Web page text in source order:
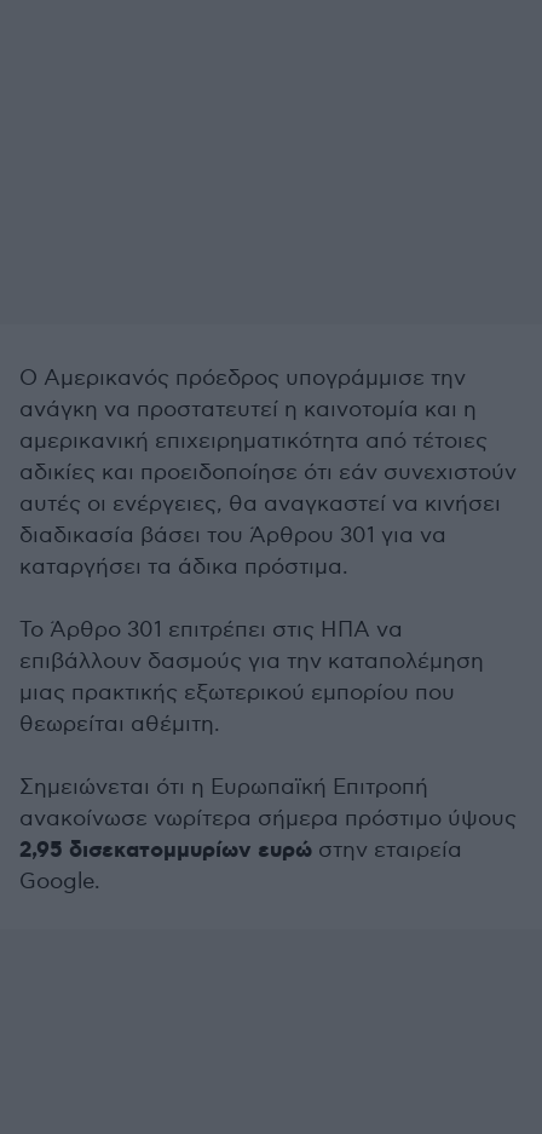
Ο Αμερικανός πρόεδρος υπογράμμισε την
ανάγκη να προστατευτεί η καινοτομία και η
αμερικανική επιχειρηματικότητα από τέτοιες
αδικίες και προειδοποίησε ότι εάν συνεχιστούν
αυτές οι ενέργειες, θα αναγκαστεί να κινήσει
διαδικασία βάσει του Άρθρου 301 για να
καταργήσει τα άδικα πρόστιμα.
Το Άρθρο 301 επιτρέπει στις ΗΠΑ να
επιβάλλουν δασμούς για την καταπολέμηση
μιας πρακτικής εξωτερικού εμπορίου που
θεωρείται αθέμιτη.
Σημειώνεται ότι η Ευρωπαϊκή Επιτροπή
ανακοίνωσε νωρίτερα σήμερα πρόστιμο ύψους
2,95 δισεκατομμυρίων ευρώ στην εταιρεία
Google.